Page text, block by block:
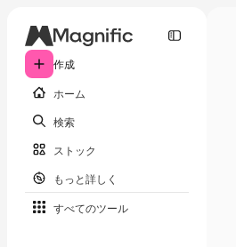
作成
ホーム
検索
ストック
もっと詳しく
すべてのツール